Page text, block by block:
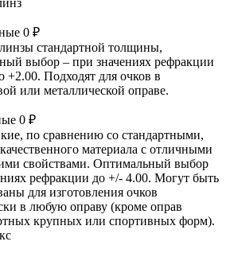
0 ₽
стандартной толщины,
выбор – при значениях рефракции
+2.00. Подходят для очков в
или металлической оправе.
0 ₽
по сравнению со стандартными,
материала с отличными
свойствами. Оптимальный выбор
рефракции до +/- 4.00. Могут быть
для изготовления очков
в любую оправу (кроме оправ
крупных или спортивных форм).